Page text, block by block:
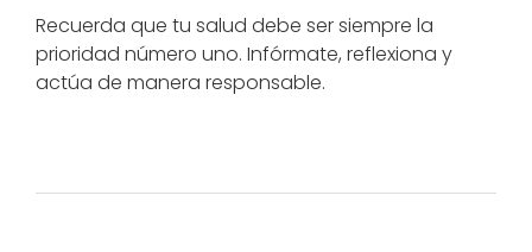
Recuerda que tu salud debe ser siempre la
prioridad número uno. Infórmate, reflexiona y
actúa de manera responsable.